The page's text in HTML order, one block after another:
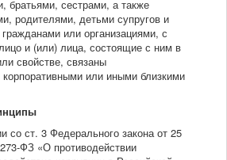
братьями, сестрами, а также
родителями, детьми супругов и
или организациями, с
и (или) лица, состоящие с ним в
свойстве, связаны
или иными близкими
со ст. 3 Федерального закона от 25
ФЗ «О противодействии